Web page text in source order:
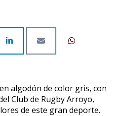
algodón de color gris, con
Club de Rugby Arroyo,
de este gran deporte.